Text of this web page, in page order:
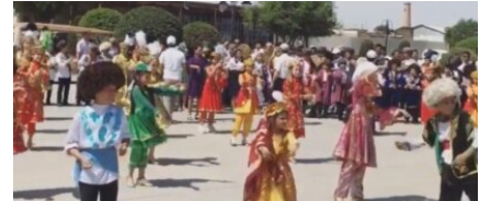
поискуЎЗБЕКЧА
ТОҶИКӢ
TÜRKMENÇE
Все сайты РСЕ/РС